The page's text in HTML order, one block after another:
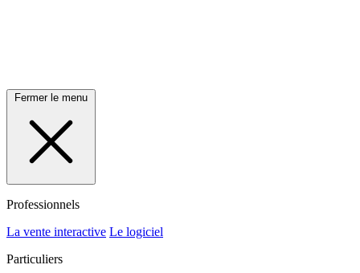
Fermer le menu
Professionnels
La vente interactive Le logiciel
Particuliers